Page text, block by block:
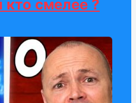
кто смелее ?